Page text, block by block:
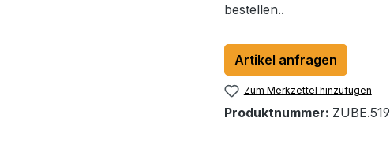
bestellen..
Artikel anfragen
Zum Merkzettel hinzufügen
Produktnummer: ZUBE.519